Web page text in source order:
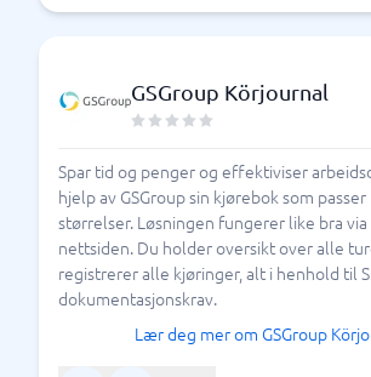
GSGroup Körjournal
Spar tid og penger og effektiviser
hjelp av GSGroup sin kjørebok som
størrelser. Løsningen fungerer like bra
nettsiden. Du holder oversikt over alle
registrerer alle kjøringer, alt i henhold til
dokumentasjonskrav.
Lær deg mer om GSGroup